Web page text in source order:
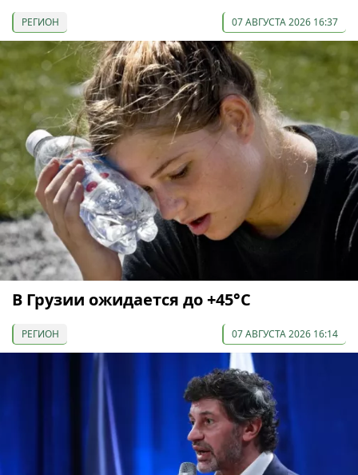
РЕГИОН 07 АВГУСТА 2026 16:37
В Грузии ожидается до +45°С
РЕГИОН 07 АВГУСТА 2026 16:14